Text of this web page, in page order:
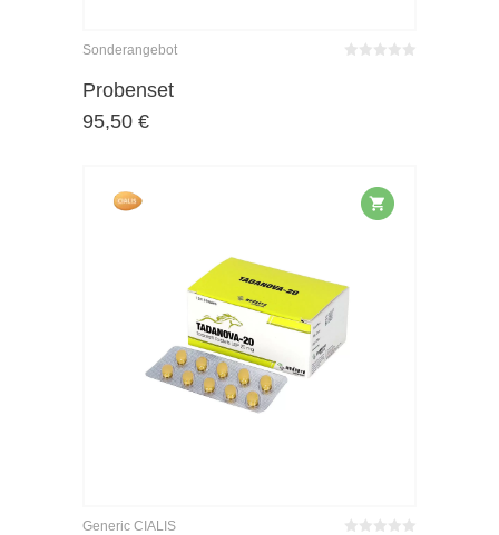
Sonderangebot
Probenset
95,50 €
Generic CIALIS